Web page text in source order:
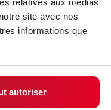
relatives aux médias
site avec nos
informations que
autoriser
de
toute
des